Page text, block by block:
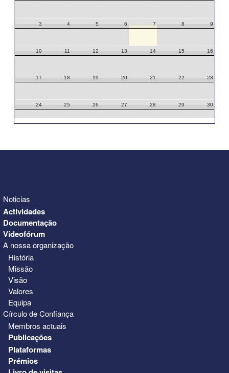
3 4 5 6 7 8 9
10 11 12 13 14 15 16
17 18 19 20 21 22 23
24 25 26 27 28 29 30
Noticias
Actividades
Documentação
Videofórum
A nossa organização
História
Missão
Visão
Valores
Equipa
Círculo de Confiança
Membros actuais
Publicações
Plataformas
Prémios